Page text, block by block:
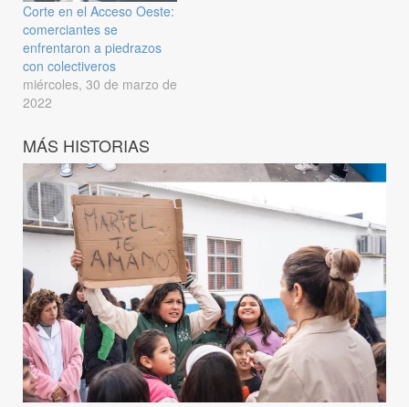
Corte en el Acceso Oeste:
comerciantes se
enfrentaron a piedrazos
con colectiveros
miércoles, 30 de marzo de
2022
MÁS HISTORIAS